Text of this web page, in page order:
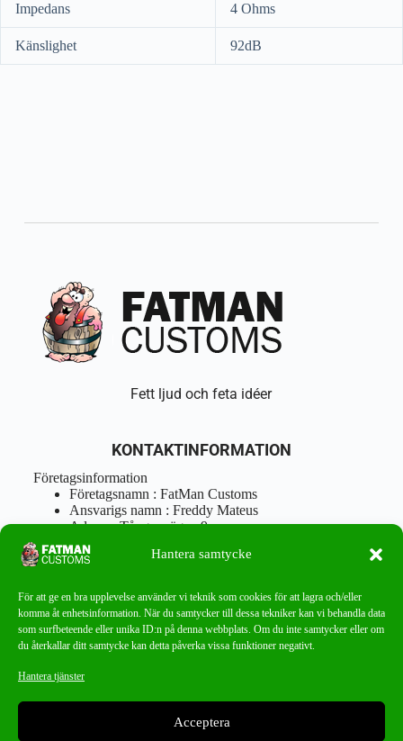
Hantera samtycke
För att ge en bra upplevelse använder vi teknik som cookies för att lagra och/eller
komma åt enhetsinformation. När du samtycker till dessa tekniker kan vi behandla data
som surfbeteende eller unika ID:n på denna webbplats. Om du inte samtycker eller om
du återkallar ditt samtycke kan detta påverka vissa funktioner negativt.
Hantera tjänster
Acceptera
Impedans 4 Ohms
Känslighet 92dB
Fett ljud och feta idéer
KONTAKTINFORMATION
Företagsinformation
Företagsnamn : FatMan Customs
Ansvarigs namn : Freddy Mateus
Adress : Tångenvägen 9
Postnr : 417 46 Göteborg
Tel : 0762919666
info@fatmancustoms.se
Mån – Fre 10:00 – 18:00
Lör -11:00 – 15:00
Missa aldrig ett bra erbjudande!